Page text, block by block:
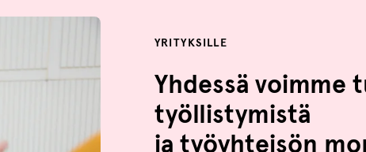
YRITYKSILLE
Yhdessä voimme
työllistymistä
ja työyhteisön